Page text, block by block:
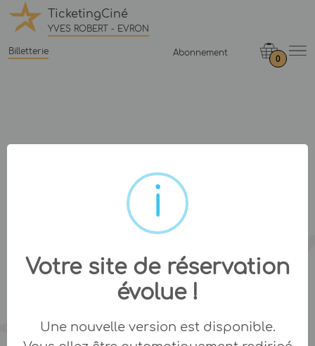
TicketingCiné
YVES ROBERT - EVRON
Billetterie Abonnement
0
Votre site de réservation
évolue !
Une nouvelle version est disponible.